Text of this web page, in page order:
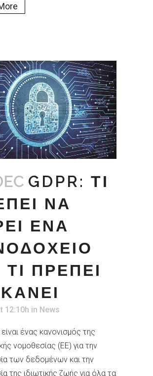
GDPR: ΤΙ
ΝΑ
ΕΝΑ
ΤΙ ΠΡΕΠΕΙ
12:10h in News
ένας κανονισμός της
νομοθεσίας (ΕΕ) για την
των δεδομένων και την
της ιδιωτικής ζωής για όλα τα